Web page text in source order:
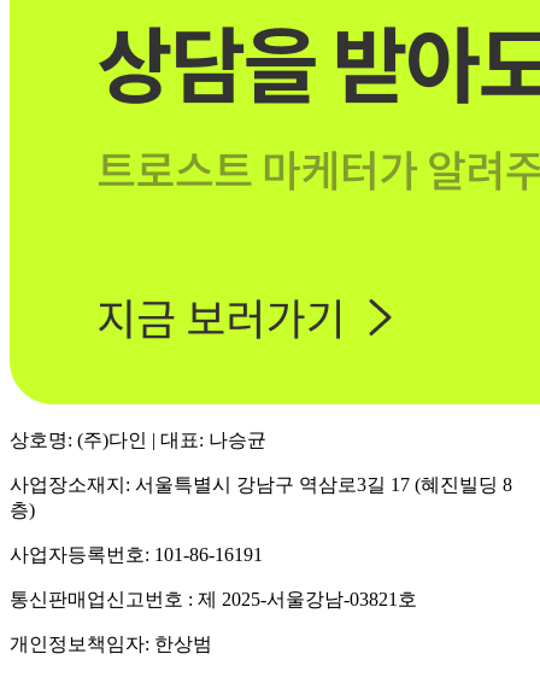
상호명: (주)다인 | 대표: 나승균
사업장소재지: 서울특별시 강남구 역삼로3길 17 (혜진빌딩 8
층)
사업자등록번호: 101-86-16191
통신판매업신고번호 : 제 2025-서울강남-03821호
개인정보책임자: 한상범